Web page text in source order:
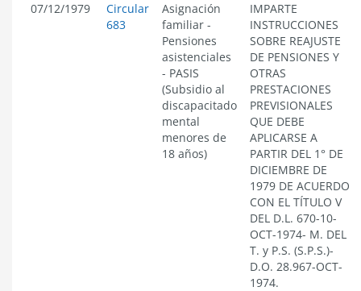
07/12/1979
Circular
683
Asignación
familiar -
Pensiones
asistenciales
- PASIS
(Subsidio al
discapacitado
mental
menores de
18 años)
IMPARTE
INSTRUCCIONES
SOBRE REAJUSTE
DE PENSIONES Y
OTRAS
PRESTACIONES
PREVISIONALES
QUE DEBE
APLICARSE A
PARTIR DEL 1° DE
DICIEMBRE DE
1979 DE ACUERDO
CON EL TÍTULO V
DEL D.L. 670-10-
OCT-1974- M. DEL
T. y P.S. (S.P.S.)-
D.O. 28.967-OCT-
1974.